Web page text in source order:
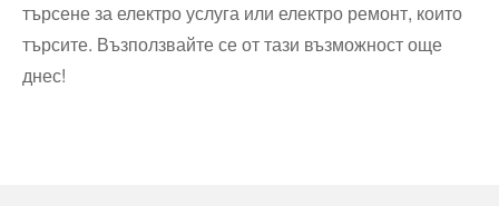
търсене за електро услуга или електро ремонт, които
търсите. Възползвайте се от тази възможност още
днес!